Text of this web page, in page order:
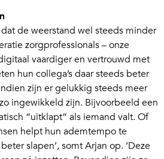
de weerstand wel steeds minder
zorgprofessionals – onze
vaardiger en vertrouwd met
hun collega’s daar steeds beter
zijn er gelukkig steeds meer
ingewikkeld zijn. Bijvoorbeeld een
“uitklapt” als iemand valt. Of
helpt hun ademtempo te
slapen’, somt Arjan op. ‘Deze